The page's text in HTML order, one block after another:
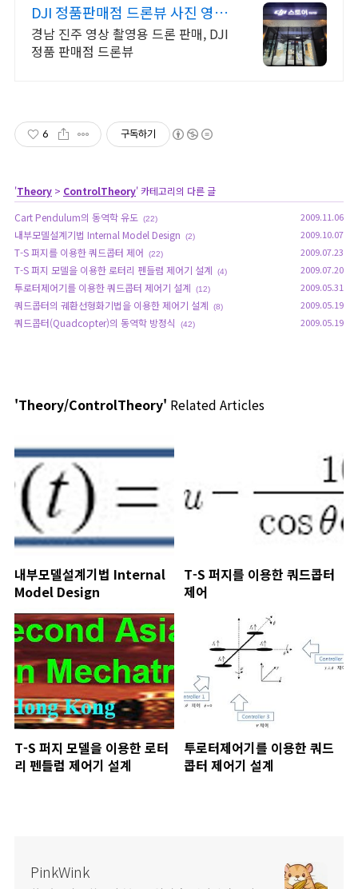
DJI 정품판매점 드론뷰 사진 영상
항공촬영 교육전문
경남 진주 영상 촬영용 드론 판매, DJI
정품 판매점 드론뷰
6 구독하기
'Theory > ControlTheory' 카테고리의 다른 글
Cart Pendulum의 동역학 유도 (22) 2009.11.06
내부모델설계기법 Internal Model Design (2) 2009.10.07
T-S 퍼지를 이용한 쿼드콥터 제어 (22) 2009.07.23
T-S 퍼지 모델을 이용한 로터리 펜들럼 제어기 설계 (4) 2009.07.20
투로터제어기를 이용한 쿼드콥터 제어기 설계 (12) 2009.05.31
쿼드콥터의 궤환선형화기법을 이용한 제어기 설계 (8) 2009.05.19
쿼드콥터(Quadcopter)의 동역학 방정식 (42) 2009.05.19
'Theory/ControlTheory' Related Articles
내부모델설계기법 Internal
Model Design
T-S 퍼지를 이용한 쿼드콥터
제어
T-S 퍼지 모델을 이용한 로터
리 펜들럼 제어기 설계
투로터제어기를 이용한 쿼드
콥터 제어기 설계
PinkWink